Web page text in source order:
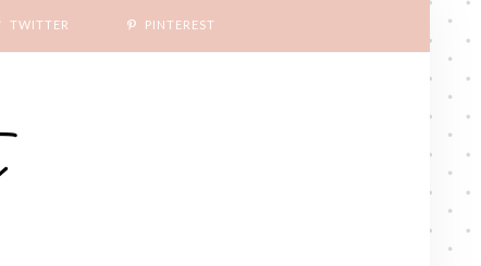
TWITTER PINTEREST